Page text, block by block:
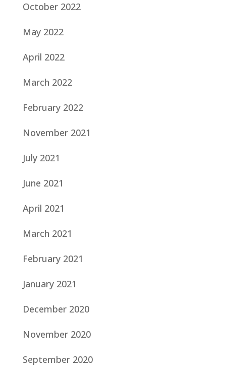
October 2022
May 2022
April 2022
March 2022
February 2022
November 2021
July 2021
June 2021
April 2021
March 2021
February 2021
January 2021
December 2020
November 2020
September 2020